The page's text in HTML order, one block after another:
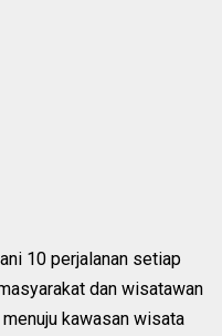
10 perjalanan setiap
dan wisatawan
kawasan wisata